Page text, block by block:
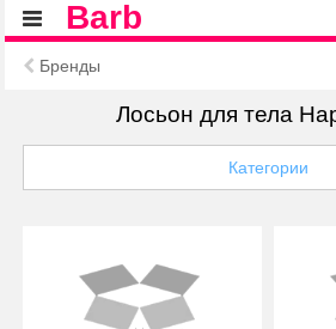
Barb
Бренды
Лосьон для тела
Категории